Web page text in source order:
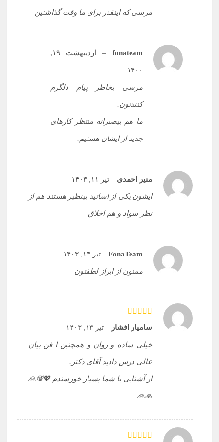
مرسی که اینقدر برای ما وقت گذاشتین
fonateam
– اردیبهشت ۱۹,
۱۴۰۰
مرسی بخاطر پیام دلگرم
کنندتون.
ما هم بیصبرانه منتظر کارهای
جدید از ایشان هستیم.
منیر احمدی – تیر ۱۱, ۱۴۰۳
ایشون یکی از اساتید بینظیر هستند هم از
نظر سواد و هم اخلاق
FonaTeam
– تیر ۱۳, ۱۴۰۳
ممنون از ابراز لطفتون
امتیاز 5از 5
سامیار افشار – تیر ۱۳, ۱۴۰۳
خیلی ساده و روان و همچنین ا فن بیان
عالی درس دادید آقای دکتر.
از آشنایی با شما بسیار خورسندم 💖💯🙏
🙏🙏